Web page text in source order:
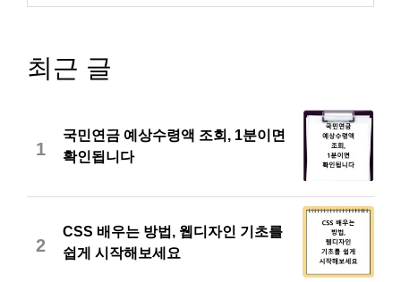
최근 글
1
국민연금 예상수령액 조회, 1분이면
확인됩니다
2
CSS 배우는 방법, 웹디자인 기초를
쉽게 시작해보세요